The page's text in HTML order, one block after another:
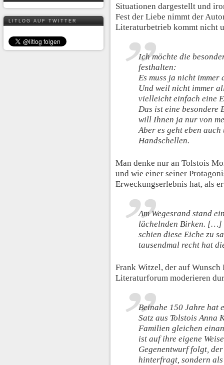
Situationen dargestellt und
Fest der Liebe nimmt der
Literaturbetrieb kommt nicht
Ich möchte die
festhalten:
Es muss ja nicht immer
Und weil nicht immer
vielleicht einfach eine
Das ist eine besondere
will Ihnen ja nur von
Aber es geht eben
Handschellen.
Man denke nur an Tolstois
und wie einer seiner
Erweckungserlebnis hat, als
Am Wegesrand stand
lächelnden Birken. […]
schien diese Eiche zu
tausendmal recht hat
Frank Witzel, der auf Wunsch
Literaturforum moderieren
Beinahe 150 Jahre hat
Satz aus TolstoisAnna
Familien gleichen
ist auf ihre eigene
Gegenentwurf folgt,
hinterfragt, sondern
LITLOG AUF TWITTER